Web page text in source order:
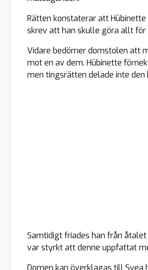
Rätten konstaterar att
skrev att han skulle göra allt
Vidare bedömer domstolen att
mot en av dem. Hübinette
men tingsrätten delade inte den
Samtidigt friades han från
var styrkt att denne uppfattat
Domen kan överklagas till Svea